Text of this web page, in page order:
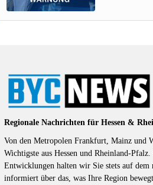
Regionale Nachrichten für Hessen &
Von den Metropolen Frankfurt, Mainz und
Wichtigste aus Hessen und Rheinland-
Entwicklungen halten wir Sie stets auf dem
informiert über das, was Ihre Region